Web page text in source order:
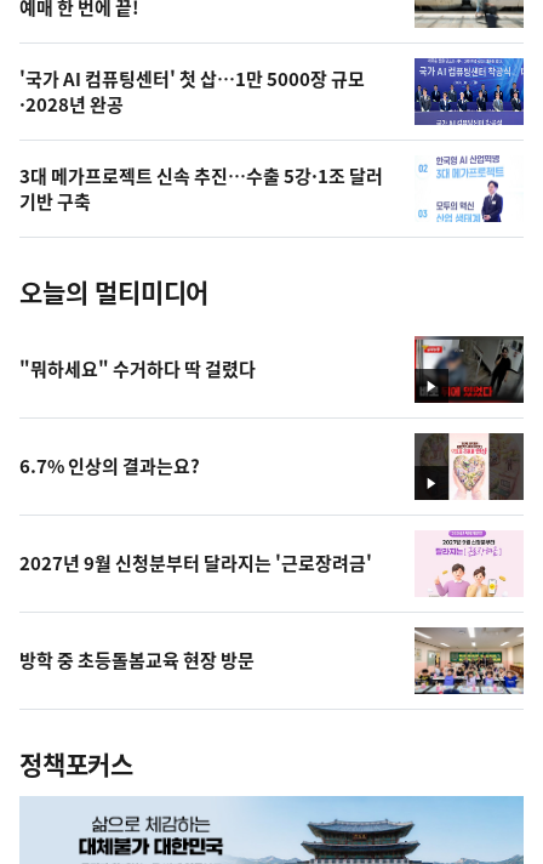
상
오
늘
의
사
진
예매 한 번에 끝!
'국가 AI 컴퓨팅센터' 첫 삽…1만 5000장 규모
·2028년 완공
3대 메가프로젝트 신속 추진…수출 5강·1조 달러
기반 구축
오늘의 멀티미디어
영
상
"뭐하세요" 수거하다 딱 걸렸다
영
상
6.7% 인상의 결과는요?
2027년 9월 신청분부터 달라지는 '근로장려금'
방학 중 초등돌봄교육 현장 방문
정책포커스